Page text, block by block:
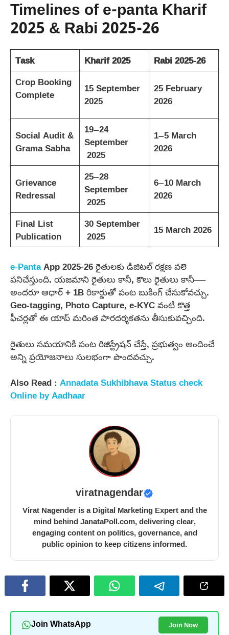
Timelines of e-panta Kharif
2025 & Rabi 2025-26
Task Kharif 2025
Rabi 2025-26
Crop Booking
Complete 15 September
2025
25 February
2026
Social Audit &
Grama Sabha
19–24
September
2025
1–5 March
2026
Grievance
Redressal
25–28
September
2025
6–10 March
2026
Final List
Publication
30 September
2025 15 March 2026
e-PantaApp 2025-26 రైతులకు డిజిటల్ రక్షణ వలె
పనిచేస్తుంది. యజమాని రైతులు కానీ, కౌలు రైతులు కానీ—
అందరూ ఆధార్ + 1B రికార్డుతో పంట బుకింగ్ చేసుకోవచ్చు.
Geo-tagging, Photo Capture, e-KYC వంటి కొత్త
ఫీచర్లతో ఈ యాప్ మరింత పారదర్శకతను తీసుకువచ్చింది.
రైతులు సమయానికి పంట రిజిస్ట్రేషన్ చేస్తే, ప్రభుత్వం అందించే
అన్ని ప్రయోజనాలు సులభంగా పొందవచ్చు.
Also Read : Annadata Sukhibhava Status check
Online by Aadhaar
viratnagendar
Virat Nagender is a Digital Marketing Expert and the
mind behind JanataPoll.com, delivering clear,
engaging content on politics, governance, and
public opinion to keep citizens informed.
Join WhatsApp Join Now